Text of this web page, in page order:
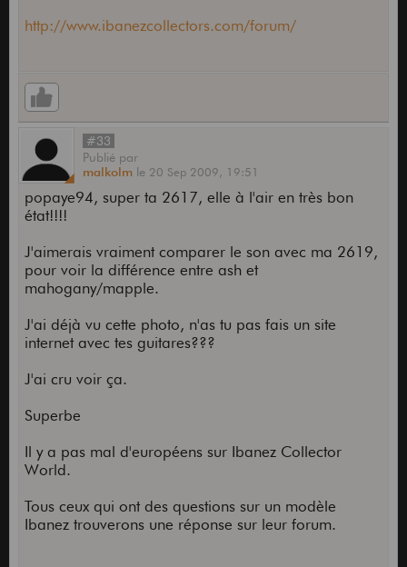
http://www.ibanezcollectors.com/forum/
#33
Publié par
malkolm le 20 Sep 2009, 19:51
popaye94, super ta 2617, elle à l'air en très bon
état!!!!
J'aimerais vraiment comparer le son avec ma 2619,
pour voir la différence entre ash et
mahogany/mapple.
J'ai déjà vu cette photo, n'as tu pas fais un site
internet avec tes guitares???
J'ai cru voir ça.
Superbe
Il y a pas mal d'européens sur Ibanez Collector
World.
Tous ceux qui ont des questions sur un modèle
Ibanez trouverons une réponse sur leur forum.